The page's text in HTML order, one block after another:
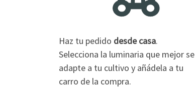
Haz tu pedido desde casa.
Selecciona la luminaria que mejor se
adapte a tu cultivo y añádela a tu
carro de la compra.